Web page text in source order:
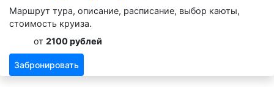
Маршрут тура, описание, расписание, выбор каюты,
стоимость круиза.
от 2100 рублей
Забронировать